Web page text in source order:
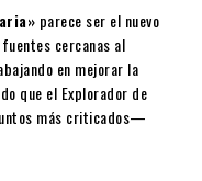
parece ser el nuevo
cercanas al
en mejorar la
que el Explorador de
más criticados—